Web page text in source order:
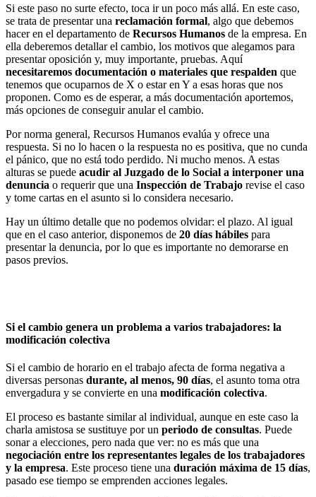
Si este paso no surte efecto, toca ir un poco más allá. En este caso,
se trata de presentar una reclamación formal, algo que debemos
hacer en el departamento de Recursos Humanos de la empresa. En
ella deberemos detallar el cambio, los motivos que alegamos para
presentar oposición y, muy importante, pruebas. Aquí
necesitaremos documentación o materiales que respalden que
tenemos que ocuparnos de X o estar en Y a esas horas que nos
proponen. Como es de esperar, a más documentación aportemos,
más opciones de conseguir anular el cambio.
Por norma general, Recursos Humanos evalúa y ofrece una
respuesta. Si no lo hacen o la respuesta no es positiva, que no cunda
el pánico, que no está todo perdido. Ni mucho menos. A estas
alturas se puede acudir al Juzgado de lo Social a interponer una
denuncia o requerir que una Inspección de Trabajo revise el caso
y tome cartas en el asunto si lo considera necesario.
Hay un último detalle que no podemos olvidar: el plazo. Al igual
que en el caso anterior, disponemos de 20 días hábiles para
presentar la denuncia, por lo que es importante no demorarse en
pasos previos.
Si el cambio genera un problema a varios trabajadores: la
modificación colectiva
Si el cambio de horario en el trabajo afecta de forma negativa a
diversas personas durante, al menos, 90 días, el asunto toma otra
envergadura y se convierte en una modificación colectiva.
El proceso es bastante similar al individual, aunque en este caso la
charla amistosa se sustituye por un periodo de consultas. Puede
sonar a elecciones, pero nada que ver: no es más que una
negociación entre los representantes legales de los trabajadores
y la empresa. Este proceso tiene una duración máxima de 15 días,
pasado ese tiempo se emprenden acciones legales.